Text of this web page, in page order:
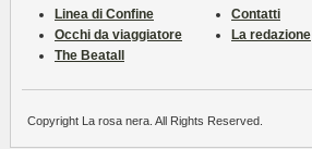
Linea di Confine
Occhi da viaggiatore
The Beatall
Contatti
La redazione
Copyright La rosa nera. All Rights Reserved.